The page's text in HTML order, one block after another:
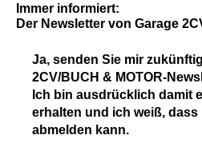
Immer informiert:
Der Newsletter von Garage
Ja, senden Sie mir
2CV/BUCH & MOTOR-
Ich bin ausdrücklich damit
erhalten und ich weiß,
abmelden kann.